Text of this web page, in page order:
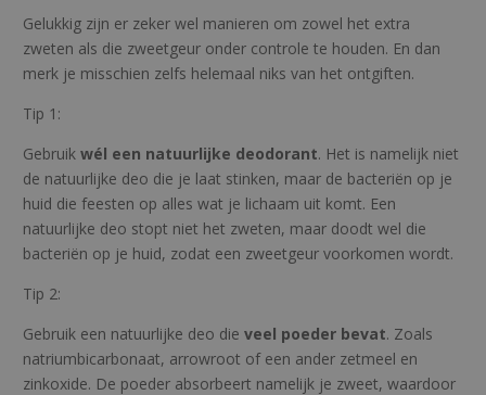
Gelukkig zijn er zeker wel manieren om zowel het extra
zweten als die zweetgeur onder controle te houden. En dan
merk je misschien zelfs helemaal niks van het ontgiften.
Tip 1:
Gebruik wél een natuurlijke deodorant. Het is namelijk niet
de natuurlijke deo die je laat stinken, maar de bacteriën op je
huid die feesten op alles wat je lichaam uit komt. Een
natuurlijke deo stopt niet het zweten, maar doodt wel die
bacteriën op je huid, zodat een zweetgeur voorkomen wordt.
Tip 2:
Gebruik een natuurlijke deo die veel poeder bevat. Zoals
natriumbicarbonaat, arrowroot of een ander zetmeel en
zinkoxide. De poeder absorbeert namelijk je zweet, waardoor